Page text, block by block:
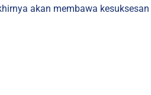
akan membawa